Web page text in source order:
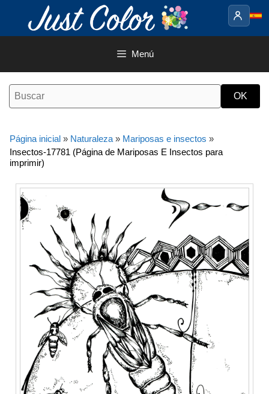
contenido
Menú
Página inicial » Naturaleza » Mariposas e insectos »
Insectos-17781 (Página de Mariposas E Insectos para
imprimir)